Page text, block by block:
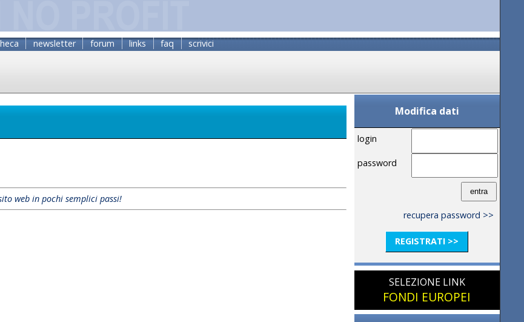
newsletter forum links faq scrivici
web in pochi semplici passi!
Modifica dati
login
password
recupera password >>
REGISTRATI >>
SELEZIONE LINK
FONDI EUROPEI